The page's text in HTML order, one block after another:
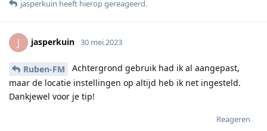
jasperkuin heeft hierop gereageerd.
J jasperkuin 30 mei 2023
Ruben-FM
Achtergrond gebruik had ik al aangepast,
maar de locatie instellingen op altijd heb ik net ingesteld.
Dankjewel voor je tip!
Reageren